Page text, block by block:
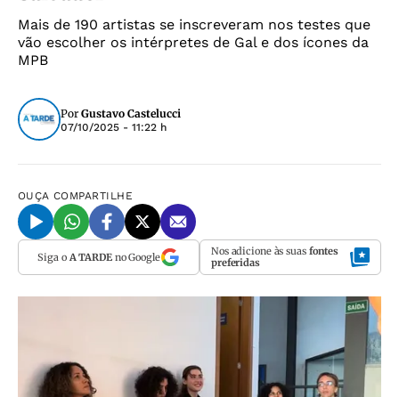
Mais de 190 artistas se inscreveram nos testes que
vão escolher os intérpretes de Gal e dos ícones da
MPB
Por Gustavo Castelucci
07/10/2025 - 11:22 h
OUÇA COMPARTILHE
Siga o A TARDEno Google Nos adicione às suas fontes
preferidas